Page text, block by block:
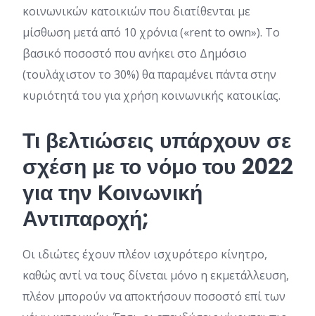
κοινωνικών κατοικιών που διατίθενται με
μίσθωση μετά από 10 χρόνια («rent to own»). Το
βασικό ποσοστό που ανήκει στο Δημόσιο
(τουλάχιστον το 30%) θα παραμένει πάντα στην
κυριότητά του για χρήση κοινωνικής κατοικίας.
Τι βελτιώσεις υπάρχουν σε
σχέση με το νόμο του 2022
για την Κοινωνική
Αντιπαροχή;
Οι ιδιώτες έχουν πλέον ισχυρότερο κίνητρο,
καθώς αντί να τους δίνεται μόνο η εκμετάλλευση,
πλέον μπορούν να αποκτήσουν ποσοστό επί των